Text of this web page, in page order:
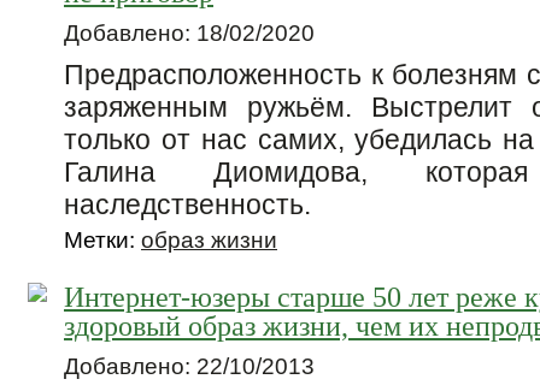
Добавлено: 18/02/2020
Предрасположенность к болезням
заряженным ружьём. Выстрелит
только от нас самих, убедилась
Галина Диомидова,
наследственность.
Метки: образ жизни
Интернет-юзеры старше 50 лет реже
здоровый образ жизни, чем их
Добавлено: 22/10/2013